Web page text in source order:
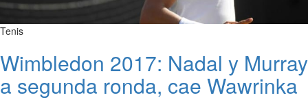
Tenis
Wimbledon 2017: Nadal y Murray
a segunda ronda, cae Wawrinka